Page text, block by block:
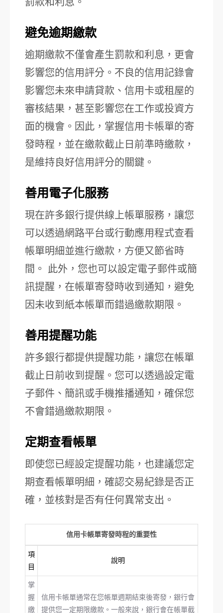
避免逾期繳款
逾期繳款不僅會產生罰款和利息，更會
影響您的信用評分。不良的信用記錄會
影響您未來申請貸款、信用卡或租屋的
審核結果，甚至影響您在工作或投資方
面的機會。因此，掌握信用卡帳單的寄
發時程，並在繳款截止日前準時繳款，
是維持良好信用評分的關鍵。
善用電子化服務
現在許多銀行提供線上帳單服務，讓您
可以透過網路平台或行動應用程式查看
帳單明細並進行繳款，方便又節省時
間。 此外，您也可以設定電子郵件或簡
訊提醒，在帳單寄發時收到通知，避免
因未收到紙本帳單而錯過繳款期限。
善用提醒功能
許多銀行都提供提醒功能，讓您在帳單
截止日前收到提醒。您可以透過設定電
子郵件、簡訊或手機推播通知，確保您
不會錯過繳款期限。
定期查看帳單
即使您已經設定提醒功能，也建議您定
期查看帳單明細，確認交易紀錄是否正
確，並核對是否有任何異常支出。
信用卡帳單寄發時程的重要性
項
目
說明
掌
握
繳
信用卡帳單通常在您帳單週期結束後寄發，銀行會
提供您一定期限繳款。一般來說，銀行會在帳單截